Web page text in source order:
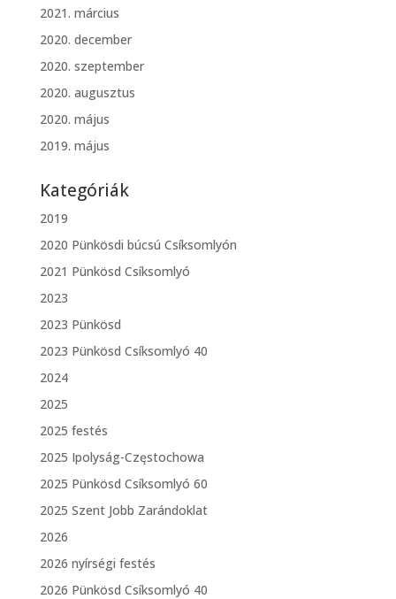
2021. március
2020. december
2020. szeptember
2020. augusztus
2020. május
2019. május
Kategóriák
2019
2020 Pünkösdi búcsú Csíksomlyón
2021 Pünkösd Csíksomlyó
2023
2023 Pünkösd
2023 Pünkösd Csíksomlyó 40
2024
2025
2025 festés
2025 Ipolyság-Częstochowa
2025 Pünkösd Csíksomlyó 60
2025 Szent Jobb Zarándoklat
2026
2026 nyírségi festés
2026 Pünkösd Csíksomlyó 40